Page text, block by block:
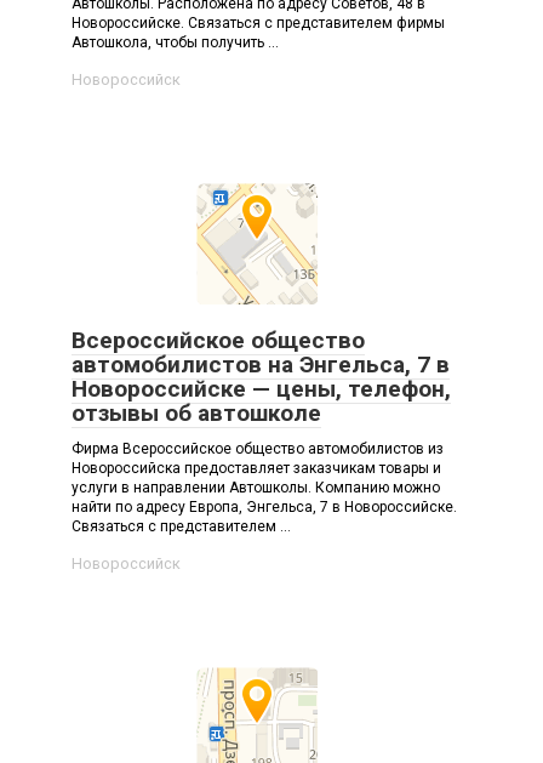
Автошколы. Расположена по адресу Советов, 48 в
Новороссийске. Связаться с представителем фирмы
Автошкола, чтобы получить ...
Новороссийск
Всероссийское общество
автомобилистов на Энгельса, 7 в
Новороссийске — цены, телефон,
отзывы об автошколе
Фирма Всероссийское общество автомобилистов из
Новороссийска предоставляет заказчикам товары и
услуги в направлении Автошколы. Компанию можно
найти по адресу Европа, Энгельса, 7 в Новороссийске.
Связаться с представителем ...
Новороссийск